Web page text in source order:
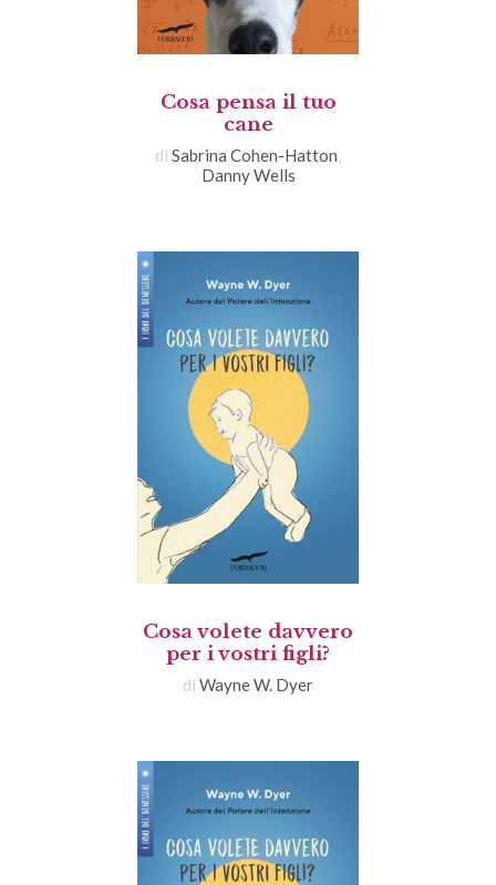
Cosa pensa il tuo
cane
di Sabrina Cohen-Hatton,
Danny Wells
Cosa volete davvero
per i vostri figli?
di Wayne W. Dyer